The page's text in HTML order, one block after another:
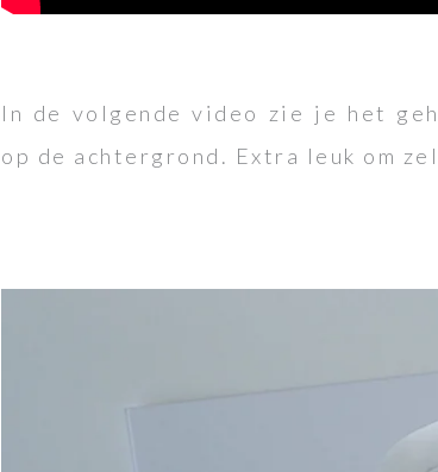
In de volgende video zie je het
op de achtergrond. Extra leuk om